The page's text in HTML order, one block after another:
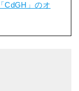
CdGH」のオ